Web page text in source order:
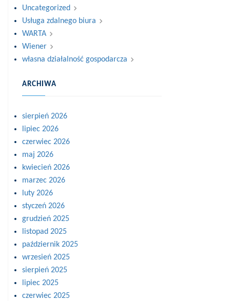
Uncategorized
Usługa zdalnego biura
WARTA
Wiener
własna działalność gospodarcza
ARCHIWA
sierpień 2026
lipiec 2026
czerwiec 2026
maj 2026
kwiecień 2026
marzec 2026
luty 2026
styczeń 2026
grudzień 2025
listopad 2025
październik 2025
wrzesień 2025
sierpień 2025
lipiec 2025
czerwiec 2025